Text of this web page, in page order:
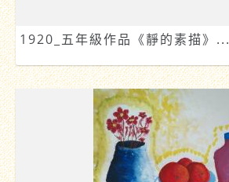
1920_五年級作品《靜的素描》...